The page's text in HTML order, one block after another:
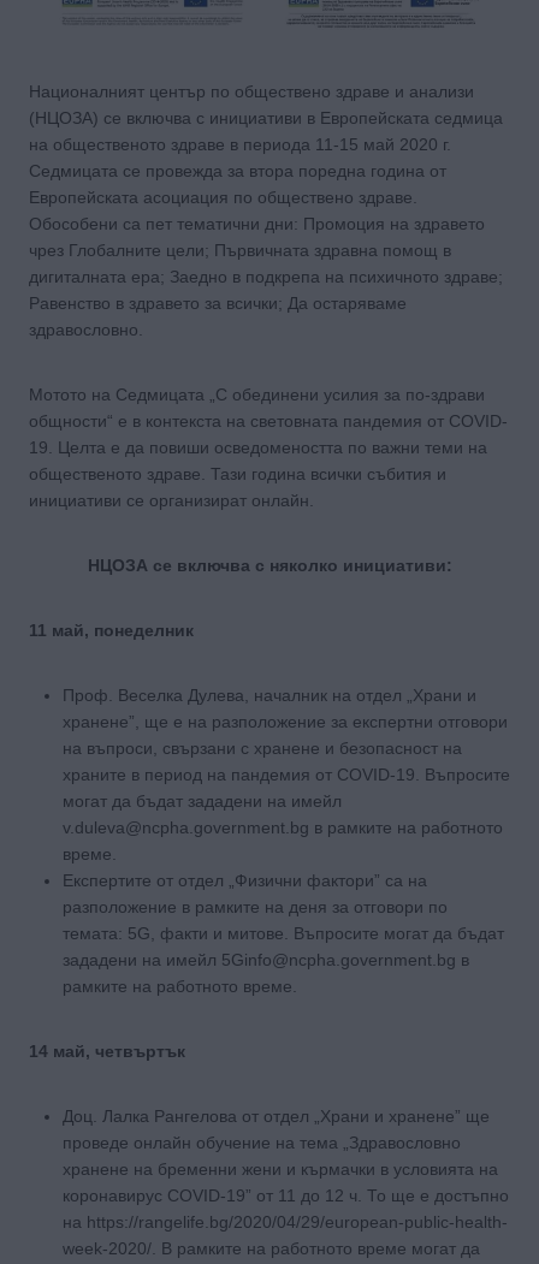
Националният център по обществено здраве и анализи
(НЦОЗА) се включва с инициативи в Европейската седмица
на общественото здраве в периода 11-15 май 2020 г.
Седмицата се провежда за втора поредна година от
Европейската асоциация по обществено здраве.
Обособени са пет тематични дни: Промоция на здравето
чрез Глобалните цели; Първичната здравна помощ в
дигиталната ера; Заедно в подкрепа на психичното здраве;
Равенство в здравето за всички; Да остаряваме
здравословно.
Мотото на Седмицата „С обединени усилия за по-здрави
общности“ е в контекста на световната пандемия от COVID-
19. Целта е да повиши осведомеността по важни теми на
общественото здраве. Тази година всички събития и
инициативи се организират онлайн.
НЦОЗА се включва с няколко инициативи:
11 май, понеделник
Проф. Веселка Дулева, началник на отдел „Храни и
хранене”, ще е на разположение за експертни отговори
на въпроси, свързани с хранене и безопасност на
храните в период на пандемия от COVID-19. Въпросите
могат да бъдат зададени на имейл
v.duleva@ncpha.government.bg в рамките на работното
време.
Експертите от отдел „Физични фактори” са на
разположение в рамките на деня за отговори по
темата: 5G, факти и митове. Въпросите могат да бъдат
зададени на имейл 5Ginfo@ncpha.government.bg в
рамките на работното време.
14 май, четвъртък
Доц. Лалка Рангелова от отдел „Храни и хранене” ще
проведе онлайн обучение на тема „Здравословно
хранене на бременни жени и кърмачки в условията на
коронавирус COVID-19” от 11 до 12 ч. То ще е достъпно
на https://rangelife.bg/2020/04/29/european-public-health-
week-2020/. В рамките на работното време могат да